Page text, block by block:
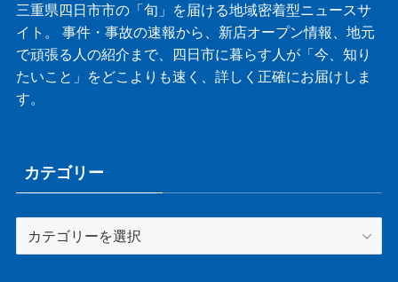
三重県四日市市の「旬」を届ける地域密着型ニュースサ
イト。 事件・事故の速報から、新店オープン情報、地元
で頑張る人の紹介まで、四日市に暮らす人が「今、知り
たいこと」をどこよりも速く、詳しく正確にお届けしま
す。
カテゴリー
テ